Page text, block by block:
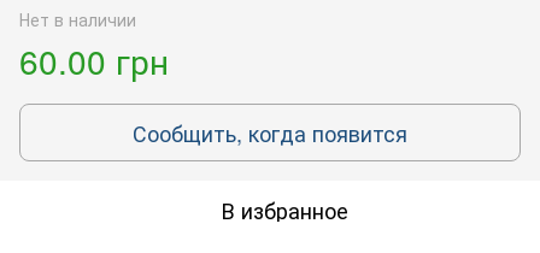
Нет в наличии
60.00 грн
Сообщить, когда появится
В избранное